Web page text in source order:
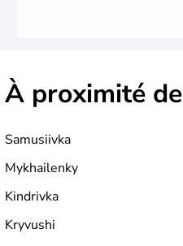
À proximité de
Samusiivka
Mykhailenky
Kindrivka
Kryvushi